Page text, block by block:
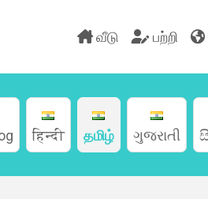
வீடு பற்றி
हिन्दी தமிழ் ગુજરાતી